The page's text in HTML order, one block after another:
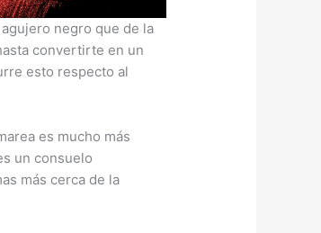
negro que de la
convertirte en un
esto respecto al
es mucho más
un consuelo
más cerca de la